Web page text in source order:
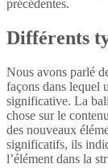
précédentes.
Différents
Nous avons parlé
façons dans lequel
significative. La
chose sur le
des nouveaux
significatifs, ils
l’élément dans la